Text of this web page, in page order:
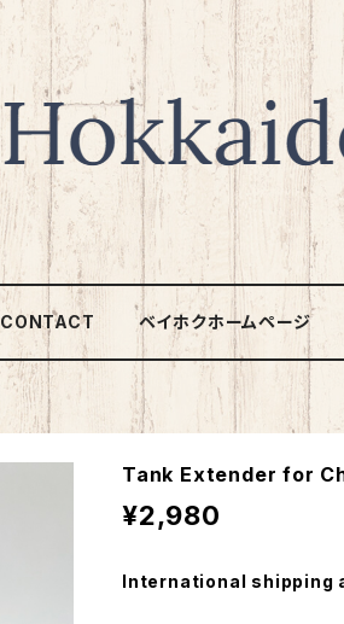
CONTACT ベイホクホームページ
Tank Extender for
¥2,980
International shipping